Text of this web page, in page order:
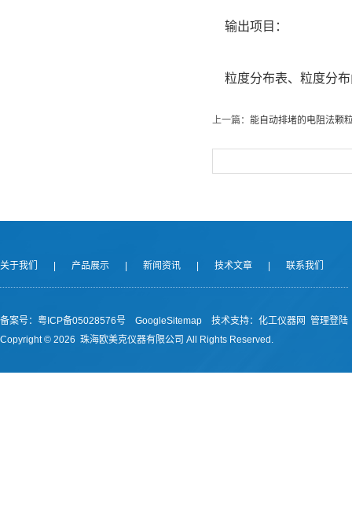
输出项目：
粒度分布表、粒度分布
上一篇： 能自动排堵的电阻法颗
关于我们 产品展示 新闻资讯 技术文章 联系我们
备案号： 粤ICP备05028576号 GoogleSitemap 技术支持： 化工仪器网 管理登陆
Copyright © 2026 珠海欧美克仪器有限公司 All Rights Reserved.